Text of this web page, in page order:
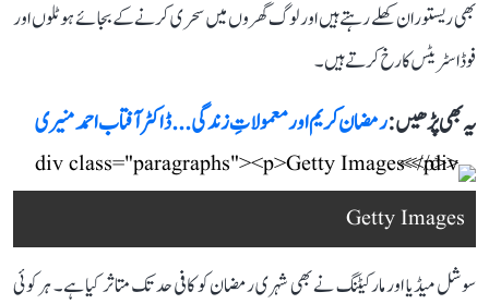
بھی ریستوران کھلے رہتے ہیں اور لوگ گھروں میں سحری کرنے کے بجائے ہوٹلوں اور
فوڈ اسٹریٹس کا رخ کرتے ہیں۔
یہ بھی پڑھیں :رمضان کریم اور معمولاتِ زندگی... ڈاکٹر آفتاب احمد منیری
Getty Images
RITESH SHUKLA
سوشل میڈیا اور مارکیٹنگ نے بھی شہری رمضان کو کافی حد تک متاثر کیا ہے۔ ہر کوئی